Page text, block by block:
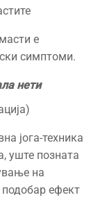
е
симптоми.
нети
јога-техника
уште позната
на
подобар ефект